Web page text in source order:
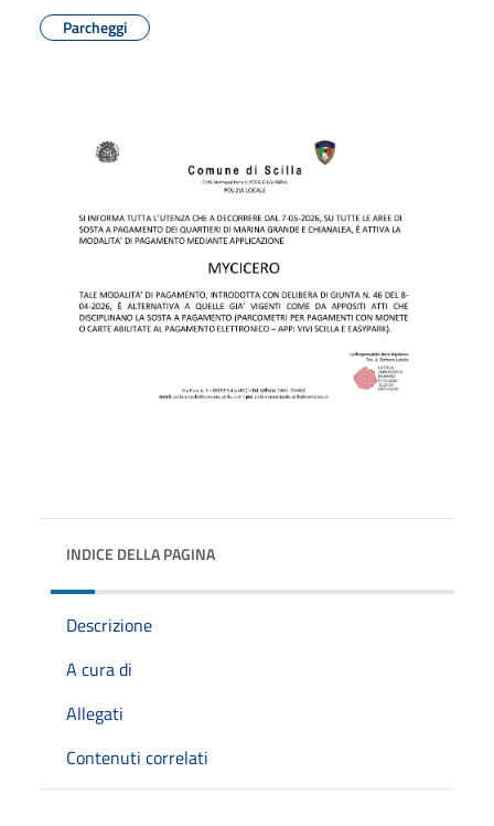
Parcheggi
INDICE DELLA PAGINA
Descrizione
A cura di
Allegati
Contenuti correlati